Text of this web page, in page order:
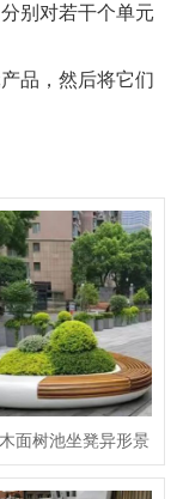
别对若干个单元
品，然后将它们
面树池坐凳异形景
观花坛座椅